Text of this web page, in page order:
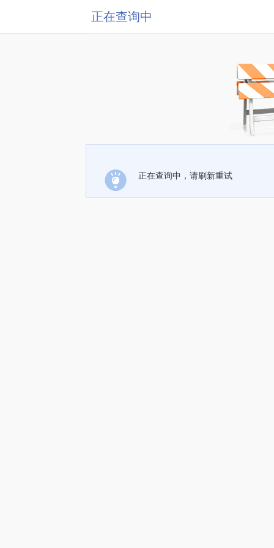
正在查询中
正在查询中，请刷新重试